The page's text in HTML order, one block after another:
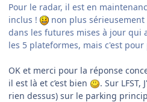
Pour le radar, il est en
inclus !
non plus sérieusement
dans les futures mises à jour qui
les 5 plateformes, mais c'est
OK et merci pour la réponse
il est là et c’est bien
. Sur LFST,
rien dessus) sur le parking